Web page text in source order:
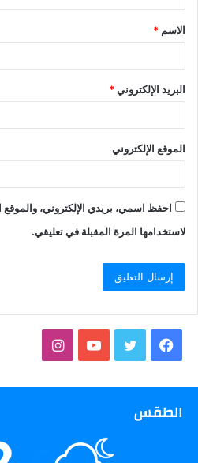
الاسم *
البريد الإلكتروني*
الموقع الإلكتروني
احفظ اسمي، بريدي الإلكتروني، والموقع
لاستخدامها المرة المقبلة في تعليقي.
فيسبوك تويتر يوتيوبانستقرام
الطقس